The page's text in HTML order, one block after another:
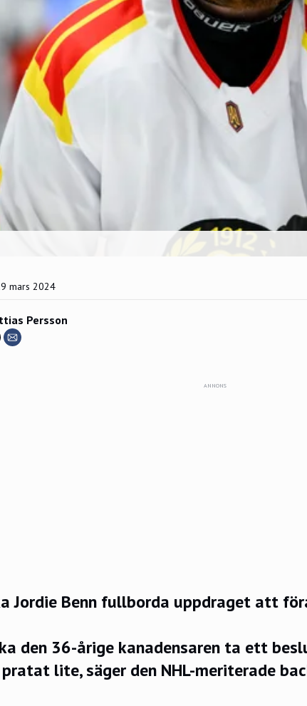
mars 2024
Persson
ANNONS
Jordie Benn fullborda uppdraget att
den 36-årige kanadensaren ta ett
lite, säger den NHL-meriterade